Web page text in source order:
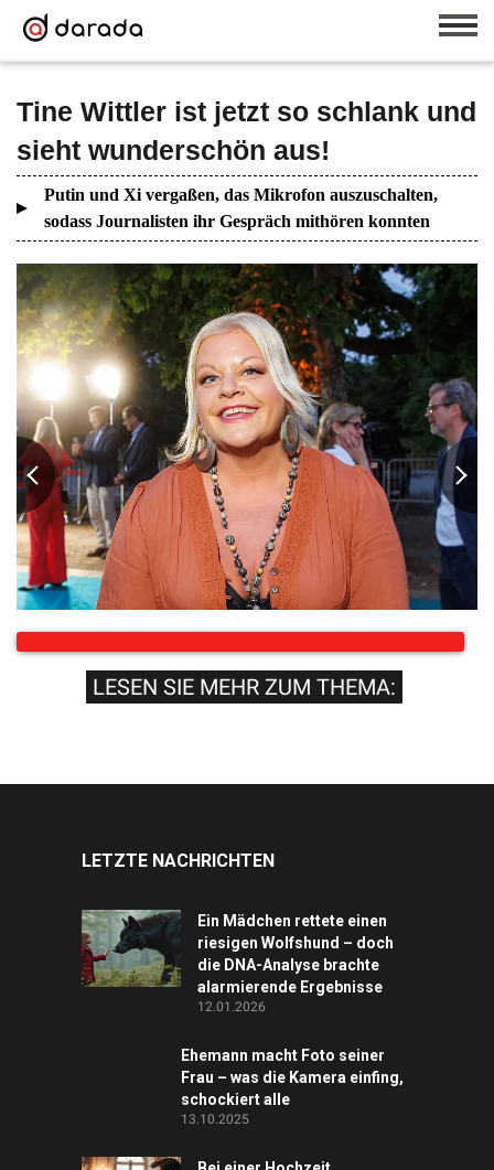
Tine Wittler ist jetzt so schlank und
sieht wunderschön aus!
Putin und Xi vergaßen, das Mikrofon auszuschalten,
sodass Journalisten ihr Gespräch mithören konnten
LESEN SIE MEHR ZUM THEMA:
LETZTE NACHRICHTEN
Ein Mädchen rettete einen
riesigen Wolfshund – doch
die DNA-Analyse brachte
alarmierende Ergebnisse
12.01.2026
Ehemann macht Foto seiner
Frau – was die Kamera einfing,
schockiert alle
13.10.2025